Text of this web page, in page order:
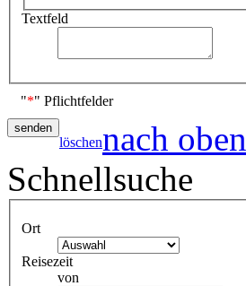
Textfeld
"*" Pflichtfelder
löschennach oben
Schnellsuche
Ort
Reisezeit
von